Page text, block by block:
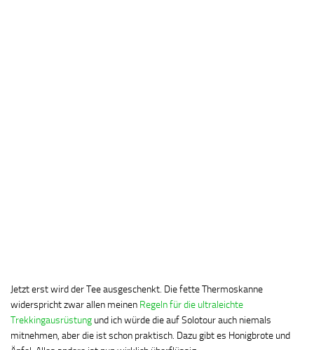
Jetzt erst wird der Tee ausgeschenkt. Die fette Thermoskanne
widerspricht zwar allen meinen Regeln für die ultraleichte
Trekkingausrüstung und ich würde die auf Solotour auch niemals
mitnehmen, aber die ist schon praktisch. Dazu gibt es Honigbrote und